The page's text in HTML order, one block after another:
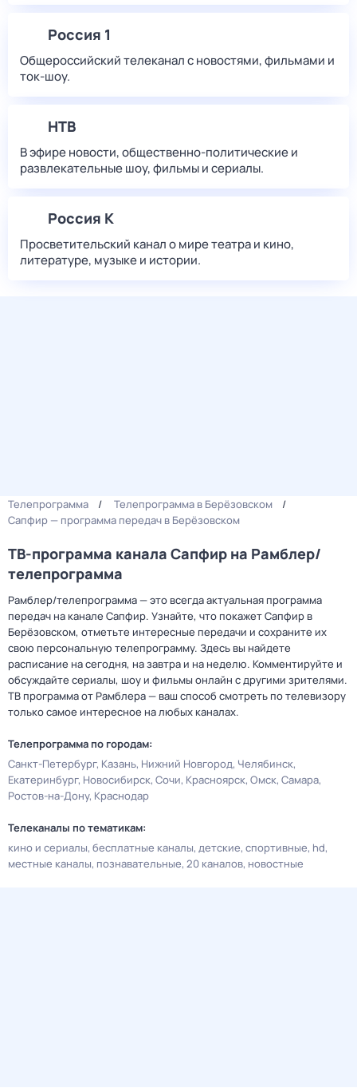
Россия 1
Общероссийский телеканал с новостями, фильмами и
ток-шоу.
НТВ
В эфире новости, общественно-политические и
развлекательные шоу, фильмы и сериалы.
Россия К
Просветительский канал о мире театра и кино,
литературе, музыке и истории.
Телепрограмма
Телепрограмма в Берёзовском
Сапфир — программа передач в Берёзовском
ТВ-программа канала Сапфир на Рамблер/
телепрограмма
Рамблер/телепрограмма — это всегда актуальная программа
передач на канале Сапфир. Узнайте, что покажет Сапфир в
Берёзовском, отметьте интересные передачи и сохраните их
свою персональную телепрограмму. Здесь вы найдете
расписание на сегодня, на завтра и на неделю. Комментируйте и
обсуждайте сериалы, шоу и фильмы онлайн с другими зрителями.
ТВ программа от Рамблера — ваш способ смотреть по телевизору
только самое интересное на любых каналах.
Телепрограмма по городам:
Санкт-Петербург Казань Нижний Новгород Челябинск
Екатеринбург Новосибирск Сочи Красноярск Омск Самара
Ростов-на-Дону Краснодар
Телеканалы по тематикам:
кино и сериалы бесплатные каналы детские спортивные hd
местные каналы познавательные 20 каналов новостные